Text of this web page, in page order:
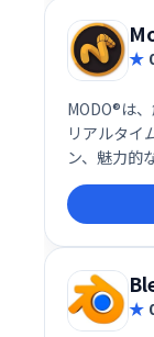
す。
MODO®は
リアルタイ
ン、魅力的
ンツの作
なツールを
全な創造